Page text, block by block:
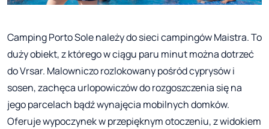
Camping Porto Sole należy do sieci campingów Maistra. To
duży obiekt, z którego w ciągu paru minut można dotrzeć
do Vrsar. Malowniczo rozlokowany pośród cyprysów i
sosen, zachęca urlopowiczów do rozgoszczenia się na
jego parcelach bądź wynajęcia mobilnych domków.
Oferuje wypoczynek w przepięknym otoczeniu, z widokiem